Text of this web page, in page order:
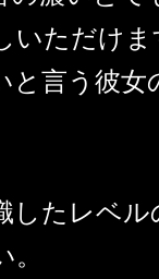
いただけ
と言う彼女
したレベ